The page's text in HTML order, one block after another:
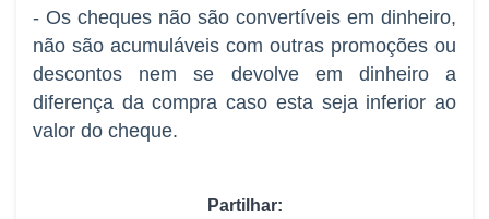
- Os cheques não são convertíveis em dinheiro,
não são acumuláveis com outras promoções ou
descontos nem se devolve em dinheiro a
diferença da compra caso esta seja inferior ao
valor do cheque.
Partilhar: